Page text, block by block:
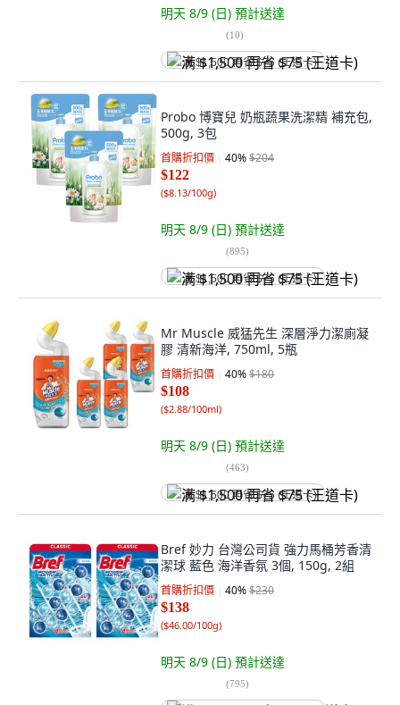
明天 8/9 (日) 預計送達
(10)
满 $1,500 再省 $75 (王道卡)
Probo 博寶兒 奶瓶蔬果洗潔精 補充包,
500g, 3包
首購折扣價 40%$204
$122
($8.13/100g)
明天 8/9 (日) 預計送達
(895)
满 $1,500 再省 $75 (王道卡)
Mr Muscle 威猛先生 深層淨力潔廁凝
膠 清新海洋, 750ml, 5瓶
首購折扣價 40%$180
$108
($2.88/100ml)
明天 8/9 (日) 預計送達
(463)
满 $1,500 再省 $75 (王道卡)
Bref 妙力 台灣公司貨 強力馬桶芳香清
潔球 藍色 海洋香氛 3個, 150g, 2組
首購折扣價 40%$230
$138
($46.00/100g)
明天 8/9 (日) 預計送達
(795)